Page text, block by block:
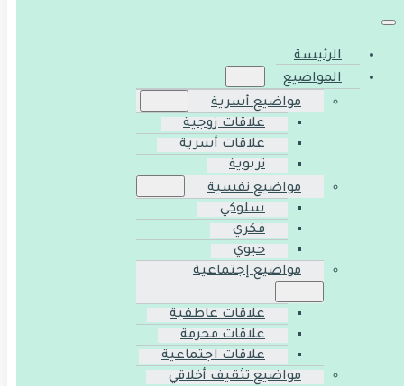
الرئيسة
المواضيع
مواضيع أسرية
علاقات زوجية
علاقات أسرية
تربوية
مواضيع نفسية
سلوكي
فكري
حيوي
مواضيع إجتماعية
علاقات عاطفية
علاقات محرمة
علاقات اجتماعية
مواضيع تثقيف أخلاقي